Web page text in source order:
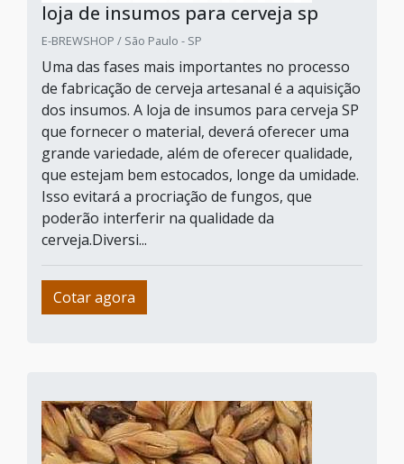
loja de insumos para cerveja sp
E-BREWSHOP / São Paulo - SP
Uma das fases mais importantes no processo
de fabricação de cerveja artesanal é a aquisição
dos insumos. A loja de insumos para cerveja SP
que fornecer o material, deverá oferecer uma
grande variedade, além de oferecer qualidade,
que estejam bem estocados, longe da umidade.
Isso evitará a procriação de fungos, que
poderão interferir na qualidade da
cerveja.Diversi...
Cotar agora